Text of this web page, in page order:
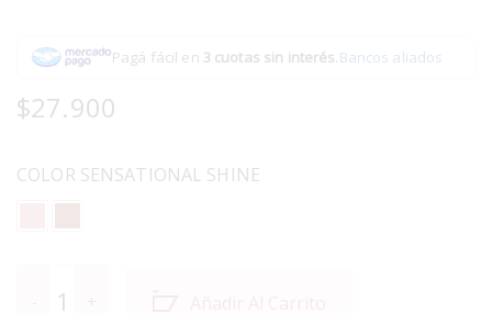
Pagá fácil en 3 cuotas sin interés Bancos aliados
$27.900
COLOR SENSATIONAL SHINE